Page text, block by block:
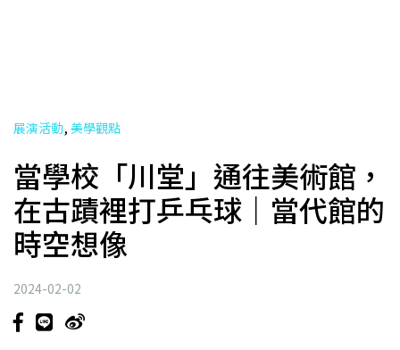
展演活動, 美學觀點
當學校「川堂」通往美術館，
在古蹟裡打乒乓球｜當代館的
時空想像
2024-02-02